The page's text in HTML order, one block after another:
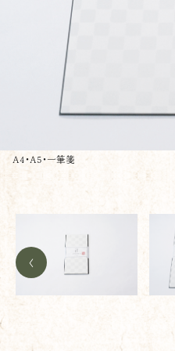
A4・A5・一筆箋
<